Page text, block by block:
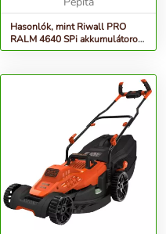
Hasonlók, mint Riwall PRO
RALM 4640 SPi akkumulátoros
önjáró Fűnyíró 40 V (Akku...